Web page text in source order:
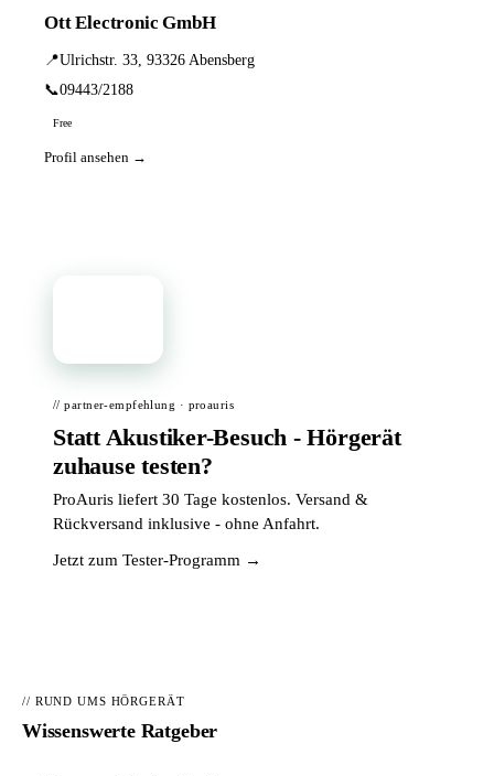
Ott Electronic GmbH
📍Ulrichstr. 33, 93326 Abensberg
📞09443/2188
Free
Profil ansehen →
// partner-empfehlung · proauris
Statt Akustiker-Besuch - Hörgerät
zuhause testen?
ProAuris liefert 30 Tage kostenlos. Versand &
Rückversand inklusive - ohne Anfahrt.
Jetzt zum Tester-Programm →
// RUND UMS HÖRGERÄT
Wissenswerte Ratgeber